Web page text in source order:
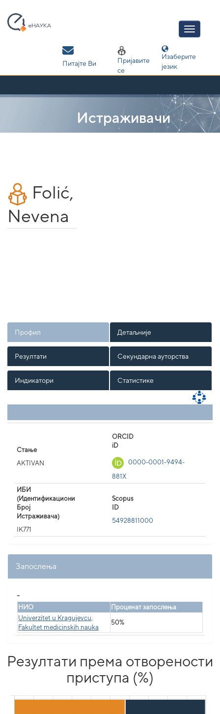
navigation
Питајте Ви
Пријавите
се
Изаберите
језик
Истраживачи
Folić,
Nevena
Профил Детаљније
Резултати Секундарна ауторства
Индикатори Статистике
Стање
AKTIVAN
ORCID
iD
0000-0001-9494-
881X
ИБИ
(Идентификациони
Број
Истраживача)
IK771
Scopus
ID
54928811000
Запослења
НИО
Проценат запослења
Univerzitet u Kragujevcu,
Fakultet medicinskih nauka
50%
Резултати према отворености
приступа (%)